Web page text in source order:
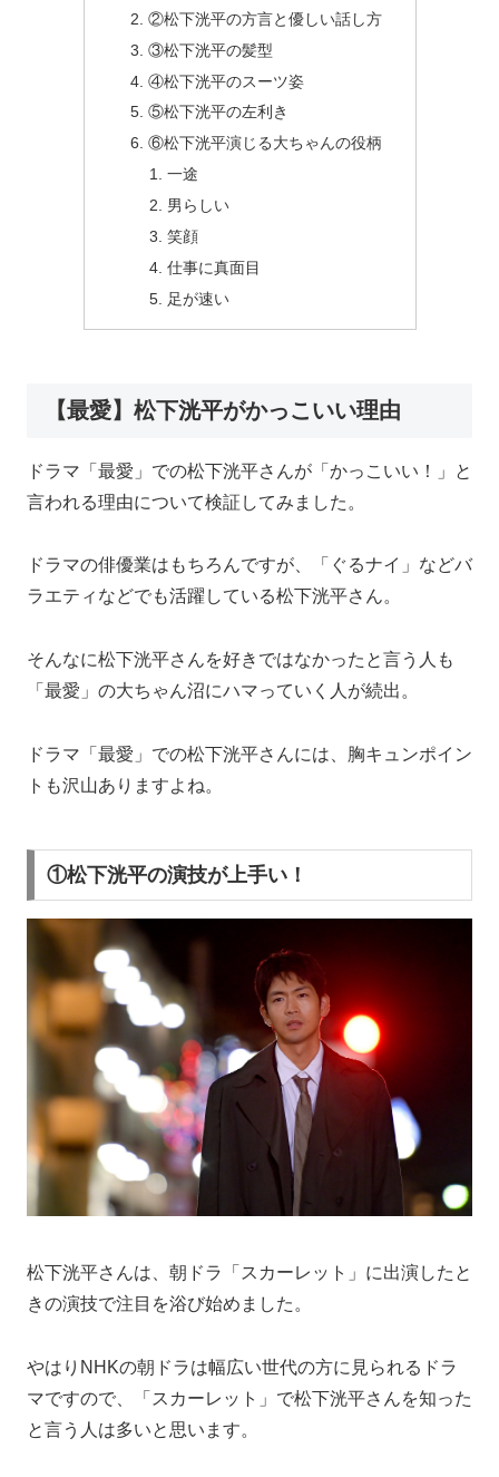
②松下洸平の方言と優しい話し方
③松下洸平の髪型
④松下洸平のスーツ姿
⑤松下洸平の左利き
⑥松下洸平演じる大ちゃんの役柄
一途
男らしい
笑顔
仕事に真面目
足が速い
【最愛】松下洸平がかっこいい理由
ドラマ「最愛」での松下洸平さんが「かっこいい！」と
言われる理由について検証してみました。
ドラマの俳優業はもちろんですが、「ぐるナイ」などバ
ラエティなどでも活躍している松下洸平さん。
そんなに松下洸平さんを好きではなかったと言う人も
「最愛」の大ちゃん沼にハマっていく人が続出。
ドラマ「最愛」での松下洸平さんには、胸キュンポイン
トも沢山ありますよね。
①松下洸平の演技が上手い！
松下洸平さんは、朝ドラ「スカーレット」に出演したと
きの演技で注目を浴び始めました。
やはりNHKの朝ドラは幅広い世代の方に見られるドラ
マですので、「スカーレット」で松下洸平さんを知った
と言う人は多いと思います。